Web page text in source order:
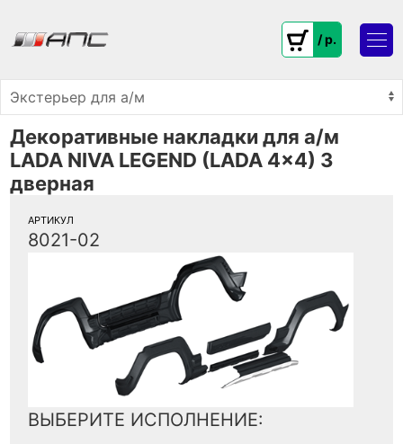
/ p.
Декоративные накладки для а/м
LADA NIVA LEGEND (LADA 4x4) 3
дверная
АРТИКУЛ
8021-02
ВЫБЕРИТЕ ИСПОЛНЕНИЕ: